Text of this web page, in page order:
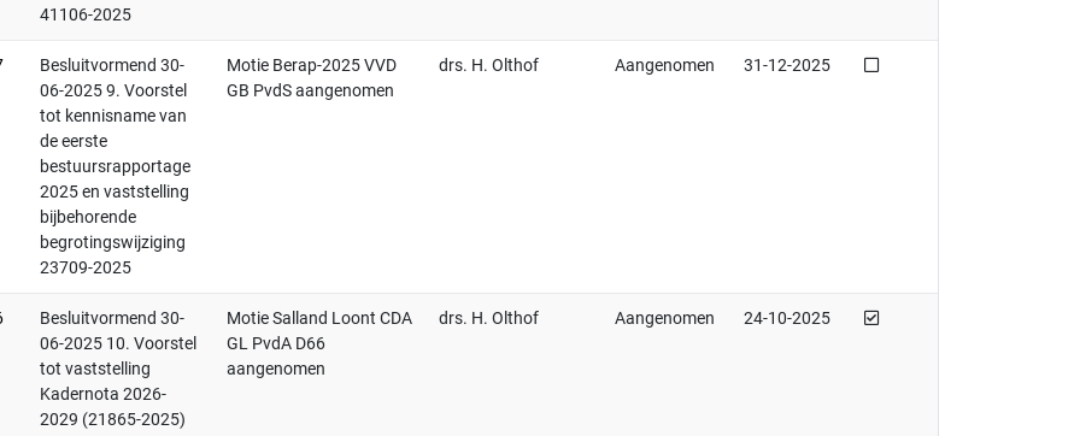
41106-2025
Besluitvormend 30-
06-2025 9. Voorstel
tot kennisname van
de eerste
bestuursrapportage
2025 en vaststelling
bijbehorende
begrotingswijziging
23709-2025
Motie Berap-2025 VVD
GB PvdS aangenomen
drs. H. Olthof Aangenomen 31-12-2025 Niet afgedaan
Besluitvormend 30-
06-2025 10. Voorstel
tot vaststelling
Kadernota 2026-
2029 (21865-2025)
Motie Salland Loont CDA
GL PvdA D66
aangenomen
drs. H. Olthof Aangenomen 24-10-2025 Afgedaan